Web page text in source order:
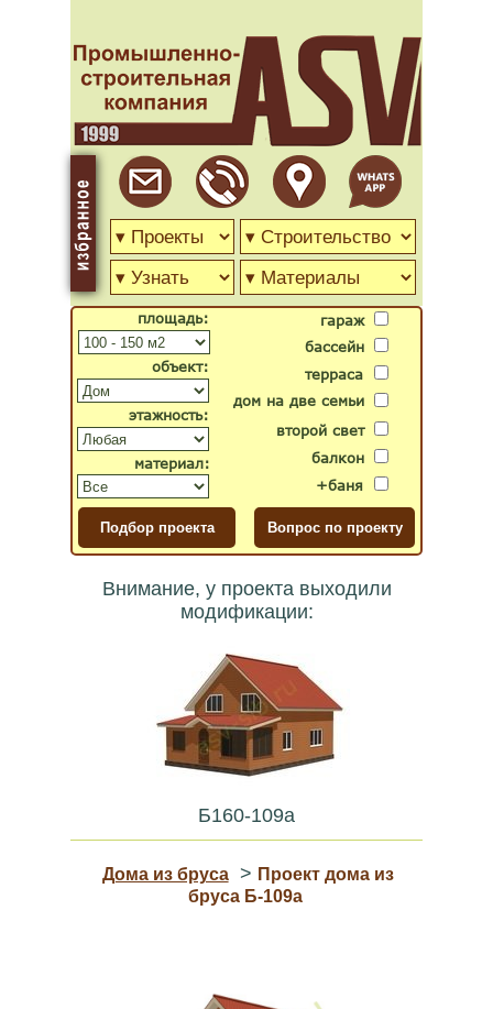
гараж
бассейн
второй свет
дом на две семьи
терраса
балкон
+баня
объект:
материал:
площадь:
этажность:
Внимание, у проекта выходили
модификации:
Б160-109a
Дома из бруса > Проект дома из
бруса Б-109a